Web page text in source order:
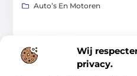
Wij
privacy.
Auto’s En Motoren